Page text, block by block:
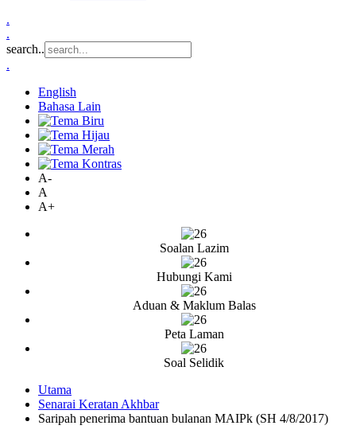
.
.
search..
.
English
Bahasa Lain
A-
A
A+
Soalan Lazim
Hubungi Kami
Aduan & Maklum Balas
Peta Laman
Soal Selidik
Utama
Senarai Keratan Akhbar
Saripah penerima bantuan bulanan MAIPk (SH 4/8/2017)